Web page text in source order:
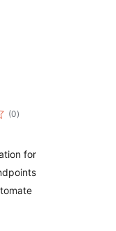
(0कुल
रेटिङ्गहरू
)
for